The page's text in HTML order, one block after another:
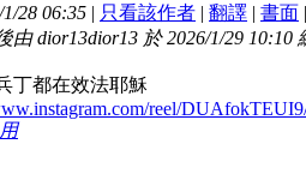
1/28 06:35 | 只看該作者 | 翻譯 | 書面
由 dior13dior13 於 2026/1/29 10:10
丁都在效法耶穌
reel/